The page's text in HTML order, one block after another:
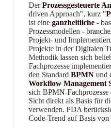
DerProzessgesteuerte
driven Approach", kurz "
ist eine ganzheitliche -
Prozessmodellen -
Projekt- und
Projekte in der Digitalen
Methodik lassen sich
Fachprozesse
den Standard BPMN und
Workflow Management
sich BPMN-Fachprozesse
Sicht direkt als Basis für
verwenden. PDA
Code-Trend auf Basis von